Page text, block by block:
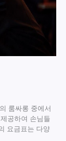
룸싸롱 중에서
공하여 손님들
요금표는 다양